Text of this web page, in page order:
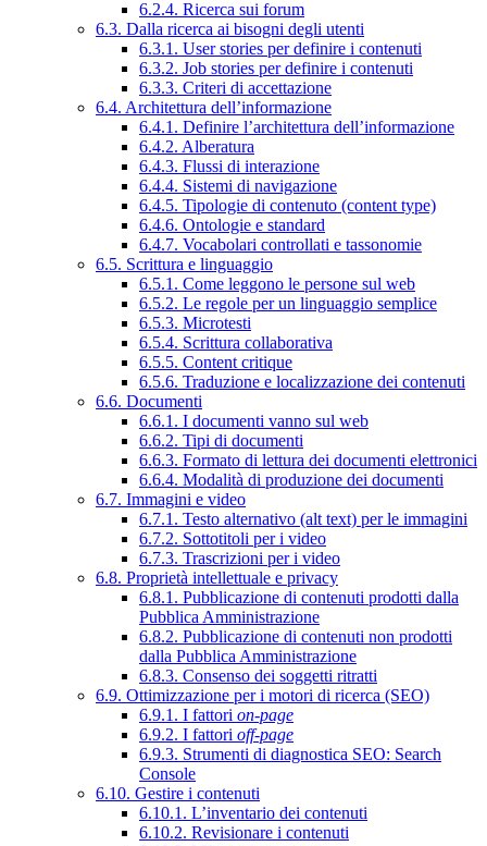
6.2.4. Ricerca sui forum
6.3. Dalla ricerca ai bisogni degli utenti
6.3.1. User stories per definire i contenuti
6.3.2. Job stories per definire i contenuti
6.3.3. Criteri di accettazione
6.4. Architettura dell’informazione
6.4.1. Definire l’architettura dell’informazione
6.4.2. Alberatura
6.4.3. Flussi di interazione
6.4.4. Sistemi di navigazione
6.4.5. Tipologie di contenuto (content type)
6.4.6. Ontologie e standard
6.4.7. Vocabolari controllati e tassonomie
6.5. Scrittura e linguaggio
6.5.1. Come leggono le persone sul web
6.5.2. Le regole per un linguaggio semplice
6.5.3. Microtesti
6.5.4. Scrittura collaborativa
6.5.5. Content critique
6.5.6. Traduzione e localizzazione dei contenuti
6.6. Documenti
6.6.1. I documenti vanno sul web
6.6.2. Tipi di documenti
6.6.3. Formato di lettura dei documenti elettronici
6.6.4. Modalità di produzione dei documenti
6.7. Immagini e video
6.7.1. Testo alternativo (alt text) per le immagini
6.7.2. Sottotitoli per i video
6.7.3. Trascrizioni per i video
6.8. Proprietà intellettuale e privacy
6.8.1. Pubblicazione di contenuti prodotti dalla
Pubblica Amministrazione
6.8.2. Pubblicazione di contenuti non prodotti
dalla Pubblica Amministrazione
6.8.3. Consenso dei soggetti ritratti
6.9. Ottimizzazione per i motori di ricerca (SEO)
6.9.1. I fattori on-page
6.9.2. I fattori off-page
6.9.3. Strumenti di diagnostica SEO: Search
Console
6.10. Gestire i contenuti
6.10.1. L’inventario dei contenuti
6.10.2. Revisionare i contenuti